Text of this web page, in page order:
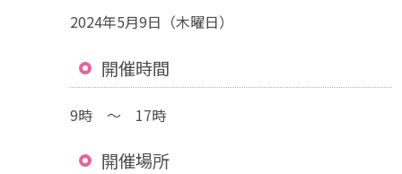
2024年5月9日（木曜日）
開催時間
9時 ～ 17時
開催場所